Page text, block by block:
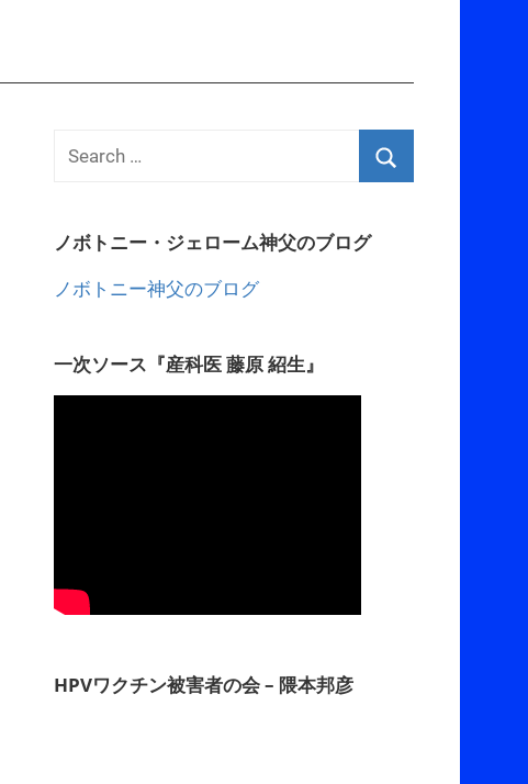
ノボトニー・ジェローム神父のブログ
ノボトニー神父のブログ
一次ソース『産科医 藤原 紹生』
HPVワクチン被害者の会 – 隈本邦彦